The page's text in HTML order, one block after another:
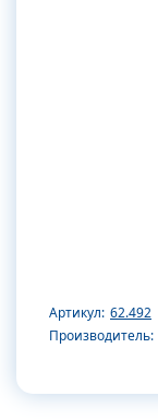
Артикул: 62.492
Производитель: